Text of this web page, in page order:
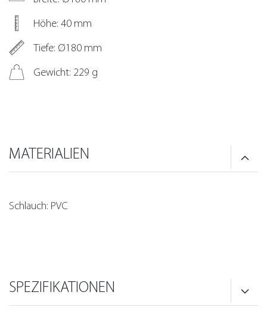
Höhe: 40 mm
Tiefe: Ø180 mm
Gewicht: 229 g
MATERIALIEN
Schlauch: PVC
SPEZIFIKATIONEN